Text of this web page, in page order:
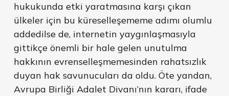
hukukunda etki yaratmasına karşı çıkan
ülkeler için bu küreselleşememe adımı olumlu
addedilse de, internetin yaygınlaşmasıyla
gittikçe önemli bir hale gelen unutulma
hakkının evrenselleşmemesinden rahatsızlık
duyan hak savunucuları da oldu. Öte yandan,
Avrupa Birliği Adalet Divanı’nın kararı, ifade